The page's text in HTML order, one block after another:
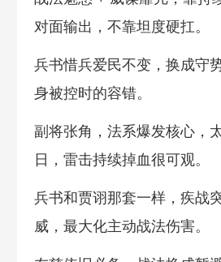
对面输出，不靠坦度硬扛。
兵书惜兵爱民不变，换成守
身被控时的容错。
副将张角，法系爆发核心，
日，雷击持续掉血很可观。
兵书和贾诩那套一样，疾战
威，最大化主动战法伤害。